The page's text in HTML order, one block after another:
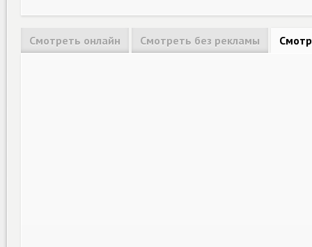
Смотреть онлайн Смотреть без рекламы